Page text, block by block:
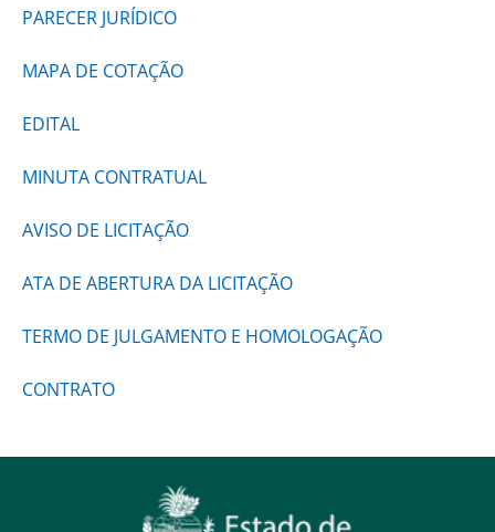
PARECER JURÍDICO
MAPA DE COTAÇÃO
EDITAL
MINUTA CONTRATUAL
AVISO DE LICITAÇÃO
ATA DE ABERTURA DA LICITAÇÃO
TERMO DE JULGAMENTO E HOMOLOGAÇÃO
CONTRATO